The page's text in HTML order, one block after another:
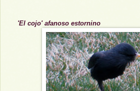
'El cojo' afanoso estornino